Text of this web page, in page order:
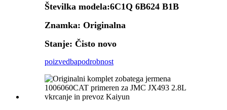
Številka modela:6C1Q 6B624 B1B
Znamka: Originalna
Stanje: Čisto novo
poizvedbapodrobnost